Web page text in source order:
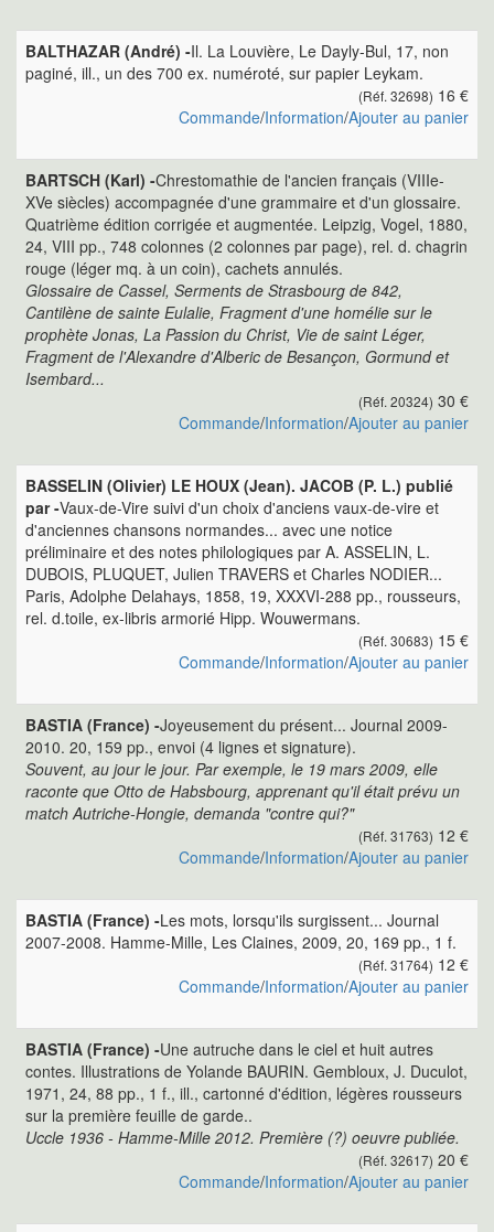
BALTHAZAR (André) -Il. La Louvière, Le Dayly-Bul, 17, non
paginé, ill., un des 700 ex. numéroté, sur papier Leykam.
(Réf. 32698) 16 €
Commande/Information/Ajouter au panier
BARTSCH (Karl) -Chrestomathie de l'ancien français (VIIIe-
XVe siècles) accompagnée d'une grammaire et d'un glossaire.
Quatrième édition corrigée et augmentée. Leipzig, Vogel, 1880,
24, VIII pp., 748 colonnes (2 colonnes par page), rel. d. chagrin
rouge (léger mq. à un coin), cachets annulés.
Glossaire de Cassel, Serments de Strasbourg de 842,
Cantilène de sainte Eulalie, Fragment d'une homélie sur le
prophète Jonas, La Passion du Christ, Vie de saint Léger,
Fragment de l'Alexandre d'Alberic de Besançon, Gormund et
Isembard...
(Réf. 20324) 30 €
Commande/Information/Ajouter au panier
BASSELIN (Olivier) LE HOUX (Jean). JACOB (P. L.) publié
par -Vaux-de-Vire suivi d'un choix d'anciens vaux-de-vire et
d'anciennes chansons normandes... avec une notice
préliminaire et des notes philologiques par A. ASSELIN, L.
DUBOIS, PLUQUET, Julien TRAVERS et Charles NODIER...
Paris, Adolphe Delahays, 1858, 19, XXXVI-288 pp., rousseurs,
rel. d.toile, ex-libris armorié Hipp. Wouwermans.
(Réf. 30683) 15 €
Commande/Information/Ajouter au panier
BASTIA (France) -Joyeusement du présent... Journal 2009-
2010. 20, 159 pp., envoi (4 lignes et signature).
Souvent, au jour le jour. Par exemple, le 19 mars 2009, elle
raconte que Otto de Habsbourg, apprenant qu'il était prévu un
match Autriche-Hongie, demanda "contre qui?"
(Réf. 31763) 12 €
Commande/Information/Ajouter au panier
BASTIA (France) -Les mots, lorsqu'ils surgissent... Journal
2007-2008. Hamme-Mille, Les Claines, 2009, 20, 169 pp., 1 f.
(Réf. 31764) 12 €
Commande/Information/Ajouter au panier
BASTIA (France) -Une autruche dans le ciel et huit autres
contes. Illustrations de Yolande BAURIN. Gembloux, J. Duculot,
1971, 24, 88 pp., 1 f., ill., cartonné d'édition, légères rousseurs
sur la première feuille de garde..
Uccle 1936 - Hamme-Mille 2012. Première (?) oeuvre publiée.
(Réf. 32617) 20 €
Commande/Information/Ajouter au panier